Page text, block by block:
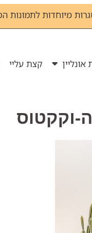
מיוחדות לתמונות
אונליין קצת עליי
וקקטוס